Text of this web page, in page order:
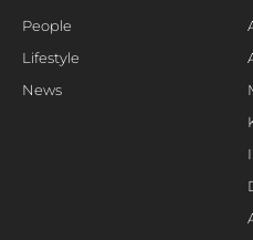
People
Lifestyle
News